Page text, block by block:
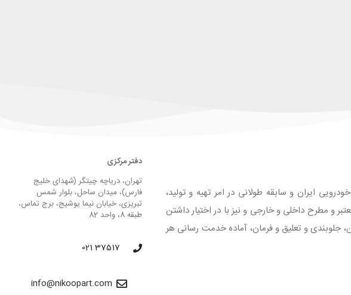
ایران و سابقه طولانی در امر تهیه و تولید،
و مطرح داخلی و خارجی و نیز با در اختیار داشتن
داخل، آپشن، جلوبندی و تعلیق و فرمان، آماده خدمت رسانی هر
دفتر مرکزی
تهران، دریاچه چیتگر (شهدای خلیج
فارس)، میدان ساحل، بلوار شمس
تبریزی، خیابان نیما یوشیج، برج تماس،
طبقه 8، واحد 82
37517 021
info@nikoopart.com